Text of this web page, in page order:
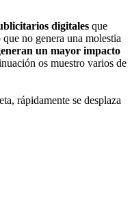
digitales que
no genera una molestia
un mayor impacto
os muestro varios de
rápidamente se desplaza